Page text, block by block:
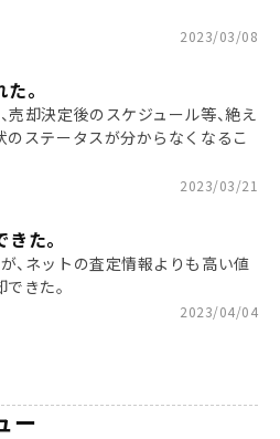
2023/03/08
。
売却決定後のスケジュール等、絶え
のステータスが分からなくなるこ
2023/03/21
た。
、ネットの査定情報よりも高い値
きた。
2023/04/04
ー